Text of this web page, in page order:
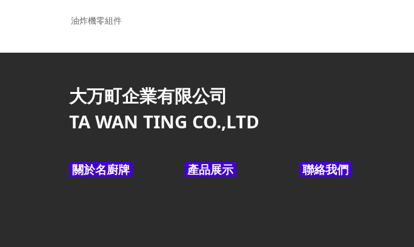
油炸機零組件
大万町企業有限公司
TA WAN TING CO.,LTD
關於名廚牌 產品展示 聯絡我們